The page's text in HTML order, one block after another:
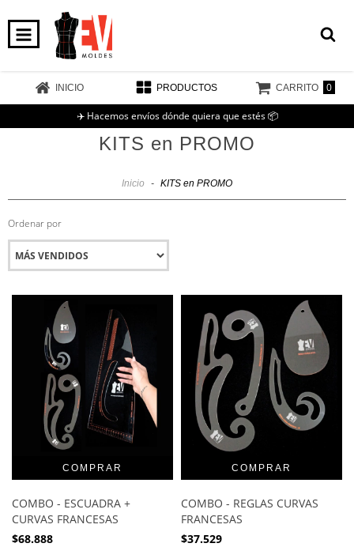
INICIO PRODUCTOS CARRITO 0
✈️ Hacemos envíos dónde quiera que estés 📦
KITS en PROMO
Inicio - KITS en PROMO
Ordenar por
COMBO - ESCUADRA +
CURVAS FRANCESAS
$68.888
COMBO - REGLAS CURVAS
FRANCESAS
$37.529